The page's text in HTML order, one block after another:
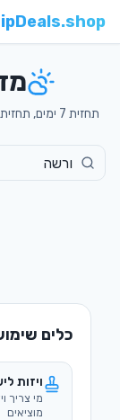
תחזית 7 ימים, תחזית שעתית, אינדקס UV, סיכויי גשם וטיפים לאריזה לורשה
כלים
ויזות
מי צריך
מוציאים